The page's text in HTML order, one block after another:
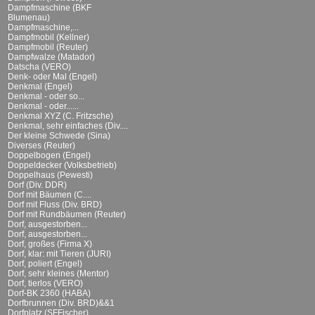
Dampfmaschine (BKF
Blumenau)
Dampfmaschine,...
Dampfmobil (Kellner)
Dampfmobil (Reuter)
Dampfwalze (Matador)
Datscha (VERO)
Denk- oder Mal (Engel)
Denkmal (Engel)
Denkmal - oder so...
Denkmal - oder......
Denkmal XYZ (C. Fritzsche)
Denkmal, sehr einfaches (Div....
Der kleine Schwede (Sina)
Diverses (Reuter)
Doppelbogen (Engel)
Doppeldecker (Volksbetrieb)
Doppelhaus (Pewesti)
Dorf (Div. DDR)
Dorf mit Bäumen (C....
Dorf mit Fluss (Div. BRD)
Dorf mit Rundbäumen (Reuter)
Dorf, ausgestorben...
Dorf, ausgestorben...
Dorf, großes (Firma X)
Dorf, klar: mit Tieren (JURI)
Dorf, poliert (Engel)
Dorf, sehr kleines (Mentor)
Dorf, tierlos (VERO)
Dorf-BK 2360 (HABA)
Dorfbrunnen (Div. BRD)&&1
Dorfplatz (SFFischer)